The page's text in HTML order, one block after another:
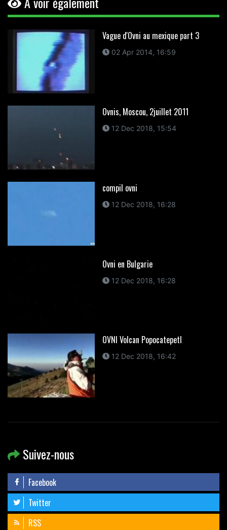
Vague d'Ovni au mexique part 3
02 Apr 2014, 16:59
Ovnis, Moscou, 2juillet 2011
12 Dec 2018, 15:54
compil ovni
12 Dec 2018, 16:28
Ovni en Bulgarie
12 Dec 2018, 16:28
OVNI Volcan Popocatepetl
12 Dec 2018, 16:42
Suivez-nous
Facebook
Twitter
RSS